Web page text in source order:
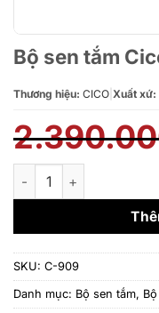
Bộ sen tắm
Thương hiệu: CICO Xuất xứ:
Bộ sen tắm Cico C-909
SKU: C-909
Danh mục: Bộ sen tắm,